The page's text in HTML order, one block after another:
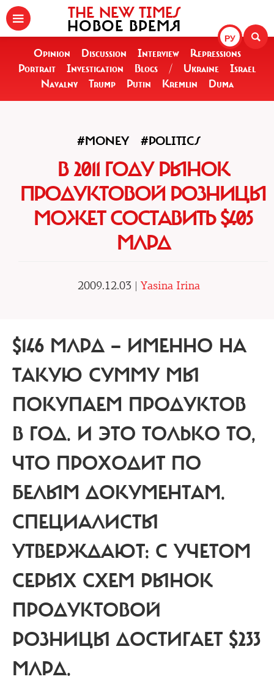
РУ
THE NEW TIMES
НОВОЕ ВРЕМЯ
Opinion Discussion Interview
Repressions
Portrait
Investigation Blogs / Ukraine
Israel
Navalny
Trump Putin Kremlin Duma
#MONEY #POLITICS
В 2011 ГОДУ РЫНОК
ПРОДУКТОВОЙ РОЗНИЦЫ
МОЖЕТ СОСТАВИТЬ $405
МЛРД
2009.12.03 | Yasina Irina
$146 МЛРД — ИМЕННО НА
ТАКУЮ СУММУ МЫ
ПОКУПАЕМ ПРОДУКТОВ
В ГОД. И ЭТО ТОЛЬКО ТО,
ЧТО ПРОХОДИТ ПО
БЕЛЫМ ДОКУМЕНТАМ.
СПЕЦИАЛИСТЫ
УТВЕРЖДАЮТ: С УЧЕТОМ
СЕРЫХ СХЕМ РЫНОК
ПРОДУКТОВОЙ
РОЗНИЦЫ ДОСТИГАЕТ $233
МЛРД.